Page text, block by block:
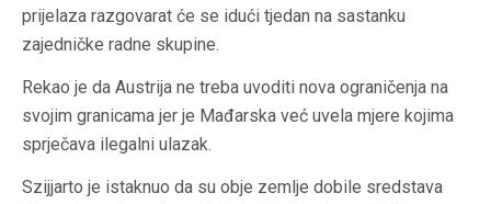
prijelaza razgovarat će se idući tjedan na sastanku
zajedničke radne skupine.
Rekao je da Austrija ne treba uvoditi nova ograničenja na
svojim granicama jer je Mađarska već uvela mjere kojima
sprječava ilegalni ulazak.
Szijjarto je istaknuo da su obje zemlje dobile sredstava